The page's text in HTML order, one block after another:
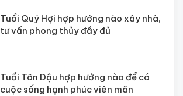
Tuổi Quý Hợi hợp hướng nào xây nhà,
tư vấn phong thủy đầy đủ
Tuổi Tân Dậu hợp hướng nào để có
cuộc sống hạnh phúc viên mãn